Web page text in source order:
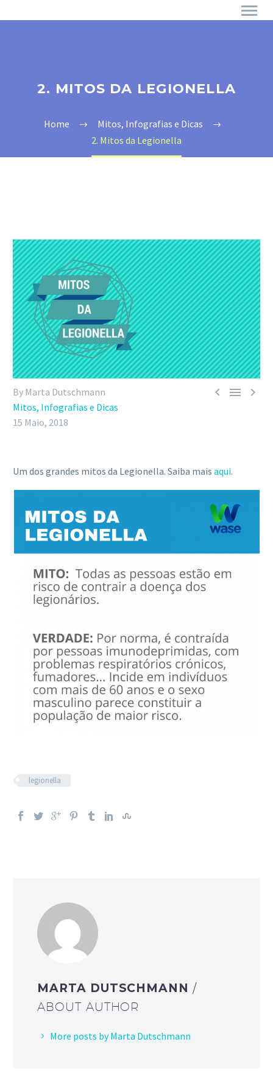
2. MITOS DA LEGIONELLA
Home
Mitos, Infografias e Dicas
2. Mitos da Legionella
  
By Marta Dutschmann
Mitos, Infografias e Dicas
15 Maio, 2018
Um dos grandes mitos da Legionella. Saiba mais aqui.
legionella
MARTA DUTSCHMANN/
ABOUT AUTHOR
More posts by Marta Dutschmann